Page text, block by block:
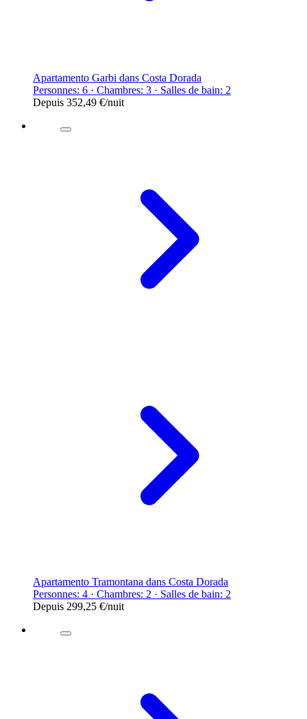
Apartamento Garbi dans Costa Dorada
Personnes: 6 · Chambres: 3 · Salles de bain: 2
Depuis 352,49 €/nuit
Apartamento Tramontana dans Costa Dorada
Personnes: 4 · Chambres: 2 · Salles de bain: 2
Depuis 299,25 €/nuit